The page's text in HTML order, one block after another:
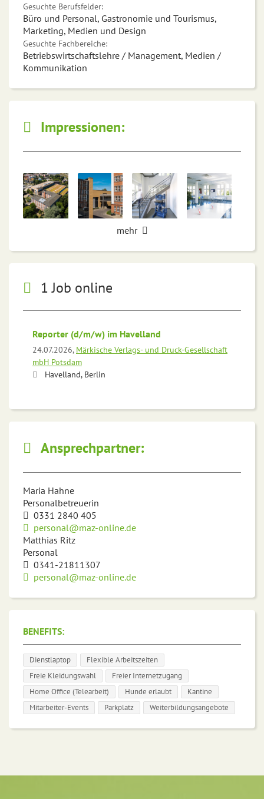
Gesuchte Berufsfelder:
Büro und Personal, Gastronomie und Tourismus,
Marketing, Medien und Design
Gesuchte Fachbereiche:
Betriebswirtschaftslehre / Management, Medien /
Kommunikation
Impressionen:
mehr
1 Job online
Reporter (d/m/w) im Havelland
24.07.2026, Märkische Verlags- und Druck-Gesellschaft
mbH Potsdam
Havelland, Berlin
Ansprechpartner:
Maria Hahne
Personalbetreuerin
0331 2840 405
personal@maz-online.de
Matthias Ritz
Personal
0341-21811307
personal@maz-online.de
BENEFITS:
Dienstlaptop
Flexible Arbeitszeiten
Freie Kleidungswahl
Freier Internetzugang
Home Office (Telearbeit)
Hunde erlaubt
Kantine
Mitarbeiter-Events
Parkplatz Weiterbildungsangebote